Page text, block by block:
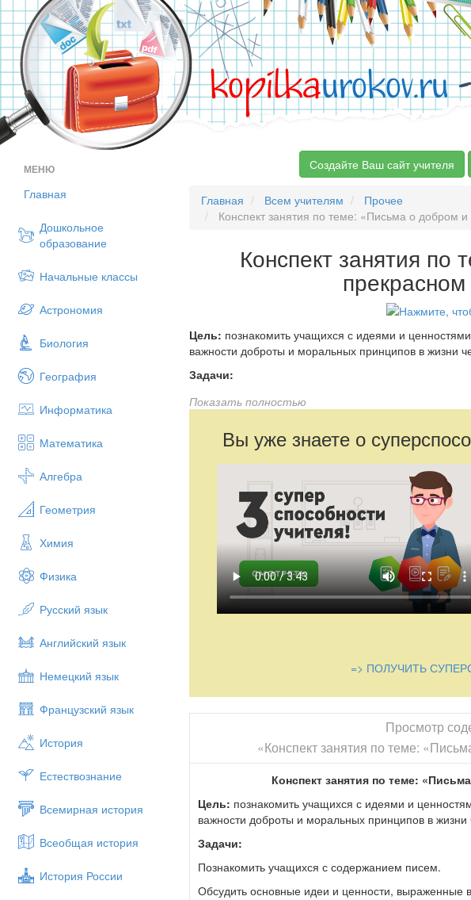
kopilkaurokov.ru
МЕНЮ
Главная
Дошкольное
образование
Начальные классы
Астрономия
Биология
География
Информатика
Математика
Алгебра
Геометрия
Химия
Физика
Русский язык
Английский язык
Немецкий язык
Французский язык
История
Естествознание
Всемирная история
Всеобщая история
История России
Создайте Ваш сайт учителя
Главная Всем учителям
Прочее
Конспект занятия по теме: «Письма о добром
Конспект занятия
Цель: познакомить учащихся с идеями и
важности доброты и моральных принципов в жизни
Задачи:
Познакомить учащихся с содержанием писем.
Стимулировать размышления учащихся о
Развить навыки анализа и интерпретации текста.
Показать полностью
Вы уже знаете о
=> ПОЛУЧИТЬ
Просмотр
«Конспект занятия по теме:
Конспект занятия по теме: «
Цель: познакомить учащихся с идеями и
важности доброты и моральных принципов в жизни
Задачи:
Познакомить учащихся с содержанием писем.
Обсудить основные идеи и ценности, выраженные